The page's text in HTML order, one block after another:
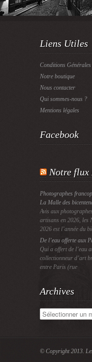
Liens Utiles
Conditions Générales
Notre boutique
Nous contacter
Qui sommes-nous ?
Mentions légales
Facebook
Notre flux
Photographes
La Malle des
Avis aux
artisans en 2026, les
2026 est l’année du
De l’eau offerte aux
Qui a offert de l’eau
collectionneur d’art
entre Paris (rue
Archives
Archives
© Copyright 2013.